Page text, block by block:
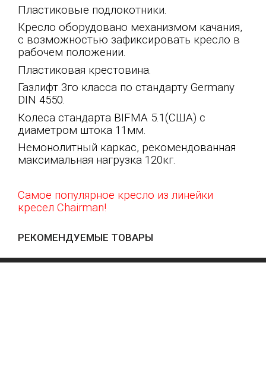
Пластиковые подлокотники.
Кресло оборудовано механизмом качания,
с возможностью зафиксировать кресло в
рабочем положении.
Пластиковая крестовина.
Газлифт 3го класса по стандарту Germany
DIN 4550.
Колеса стандарта BIFMA 5.1(США) с
диаметром штока 11мм.
Немонолитный каркас, рекомендованная
максимальная нагрузка 120кг.
Самое популярное кресло из линейки
кресел Chairman!
РЕКОМЕНДУЕМЫЕ ТОВАРЫ